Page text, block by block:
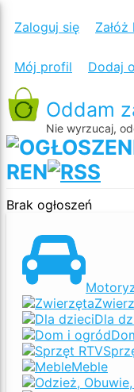
Zaloguj się
Mój profil Dodaj
Oddam
Nie wyrzucaj,
REN
Brak ogłoszeń
Dla
Meble